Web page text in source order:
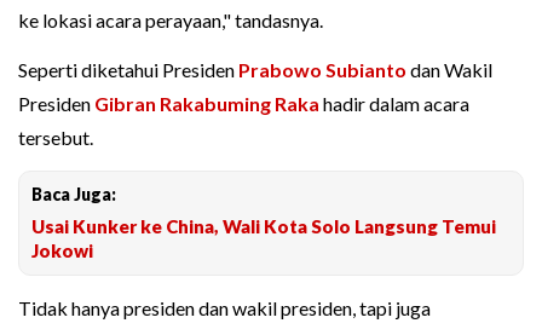
ke lokasi acara perayaan," tandasnya.
Seperti diketahui Presiden Prabowo Subianto dan Wakil
Presiden Gibran Rakabuming Raka hadir dalam acara
tersebut.
Baca Juga:
Usai Kunker ke China, Wali Kota Solo Langsung Temui
Jokowi
Tidak hanya presiden dan wakil presiden, tapi juga